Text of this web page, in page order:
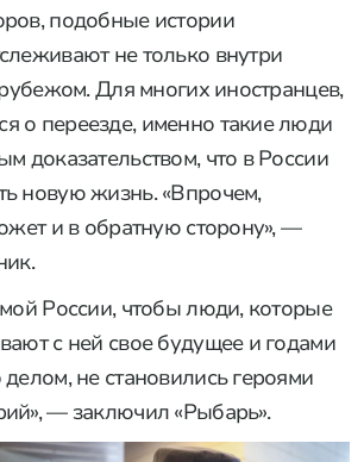
подобные истории
не только внутри
Для многих иностранцев,
о переезде, именно такие люди
доказательством, что в России
новую жизнь. «Впрочем,
и в обратную сторону», —
России, чтобы люди, которые
с ней свое будущее и годами
не становились героями
— заключил «Рыбарь».